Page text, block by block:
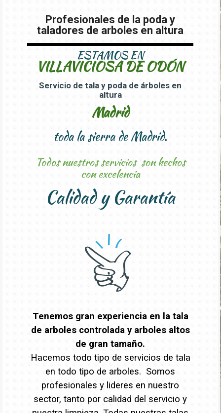
Profesionales de la poda y
taladores de arboles en altura
ESTAMOS EN
VILLAVICIOSA DE ODÓN
Servicio de tala y poda de árboles en
altura
Madrid
toda la sierra de Madrid.
Todos nuestros servicios son hechos
con excelencia
Calidad y Garantía
Tenemos gran experiencia en la tala
de arboles controlada y arboles altos
de gran tamaño.
Hacemos todo tipo de servicios de tala
en todo tipo de arboles. Somos
profesionales y lideres en nuestro
sector, tanto por calidad del servicio y